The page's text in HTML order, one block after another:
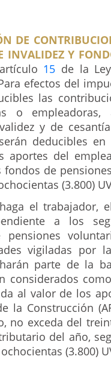
DE
INVALIDEZ Y
15 de la
efectos del
las
o
y de
deducibles
aportes del
de
(3.800)
el trabajador,
a los
vigiladas por
parte de la
considerados
al valor de los
la Construcción
no exceda del
del año,
(3.800)